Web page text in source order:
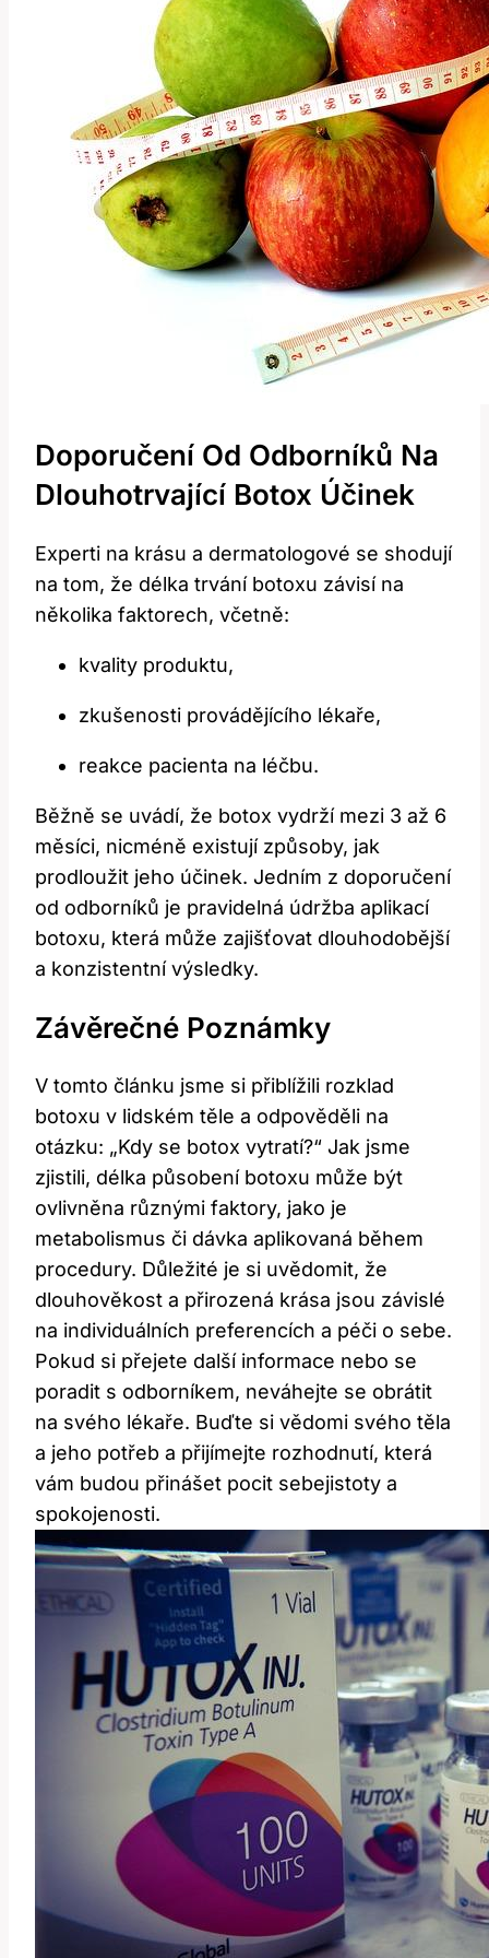
Doporučení Od Odborníků Na
Dlouhotrvající Botox Účinek
Experti na krásu a dermatologové se shodují
na tom, že délka trvání botoxu závisí na
několika faktorech, včetně:
kvality produktu,
zkušenosti provádějícího lékaře,
reakce pacienta na léčbu.
Běžně se uvádí, že botox vydrží mezi 3 až 6
měsíci, nicméně existují způsoby, jak
prodloužit jeho účinek. Jedním z doporučení
od odborníků je pravidelná údržba aplikací
botoxu, která může zajišťovat dlouhodobější
a konzistentní výsledky.
Závěrečné Poznámky
V tomto článku jsme si přiblížili rozklad
botoxu v lidském těle a odpověděli na
otázku: „Kdy se botox vytratí?“ Jak jsme
zjistili, délka působení botoxu může být
ovlivněna různými faktory, jako je
metabolismus či dávka aplikovaná během
procedury. Důležité je si uvědomit, že
dlouhověkost a přirozená krása jsou závislé
na individuálních preferencích a péči o sebe.
Pokud si přejete další informace nebo se
poradit s odborníkem, neváhejte se obrátit
na svého lékaře. Buďte si vědomi svého těla
a jeho potřeb a přijímejte rozhodnutí, která
vám budou přinášet pocit sebejistoty a
spokojenosti.